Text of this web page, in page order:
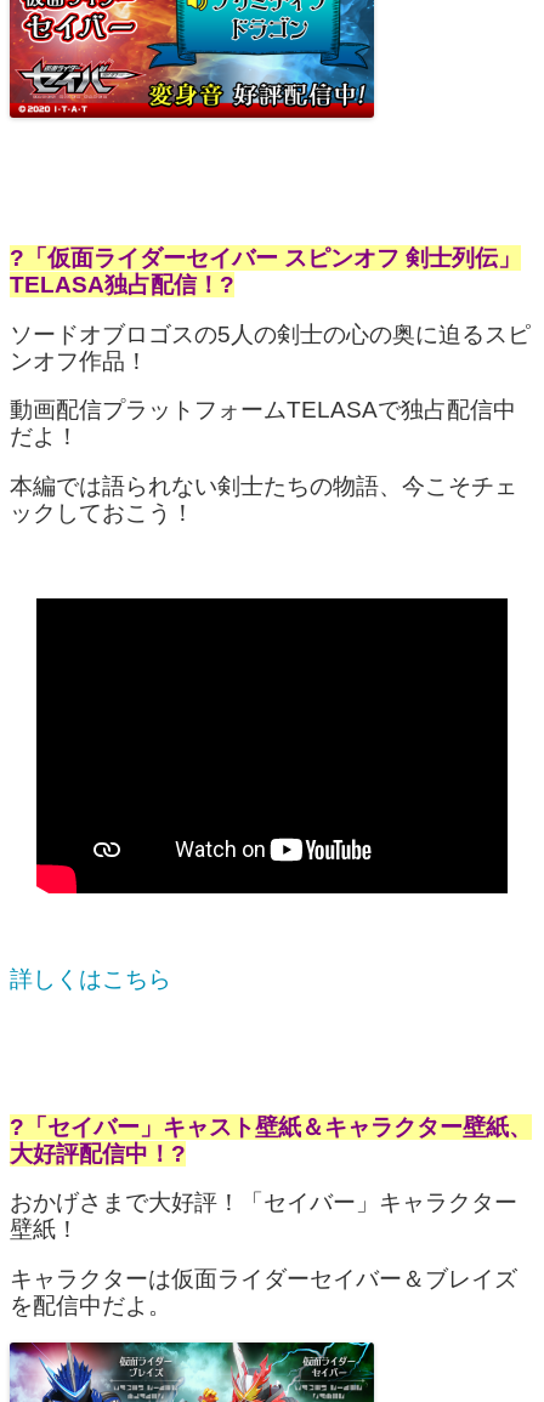
?「仮面ライダーセイバー スピンオフ 剣士列伝」
TELASA独占配信！?
ソードオブロゴスの5人の剣士の心の奥に迫るスピ
ンオフ作品！
動画配信プラットフォームTELASAで独占配信中
だよ！
本編では語られない剣士たちの物語、今こそチェ
ックしておこう！
詳しくはこちら
?「セイバー」キャスト壁紙＆キャラクター壁紙、
大好評配信中！?
おかげさまで大好評！「セイバー」キャラクター
壁紙！
キャラクターは仮面ライダーセイバー＆ブレイズ
を配信中だよ。